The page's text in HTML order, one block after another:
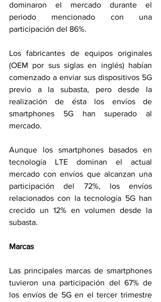
dominaron el mercado durante el
periodo mencionado con una
participación del 86%.
Los fabricantes de equipos originales
(OEM por sus siglas en inglés) habían
comenzado a enviar sus dispositivos 5G
previo a la subasta, pero desde la
realización de ésta los envíos de
smartphones 5G han superado al
mercado.
Aunque los smartphones basados en
tecnología LTE dominan el actual
mercado con envíos que alcanzan una
participación del 72%, los envíos
relacionados con la tecnología 5G han
crecido un 12% en volumen desde la
subasta.
Marcas
Las principales marcas de smartphones
tuvieron una participación del 67% de
los envíos de 5G en el tercer trimestre